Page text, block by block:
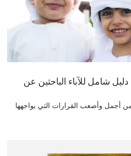
دليل شامل للآباء الباحثين عن
من أجمل وأصعب القرارات التي يواجهها